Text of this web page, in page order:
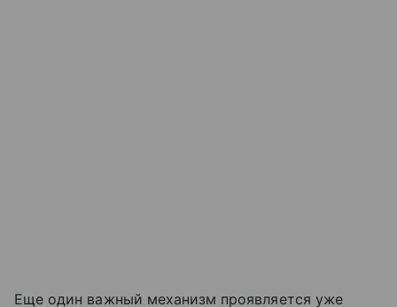
Еще один важный механизм проявляется уже